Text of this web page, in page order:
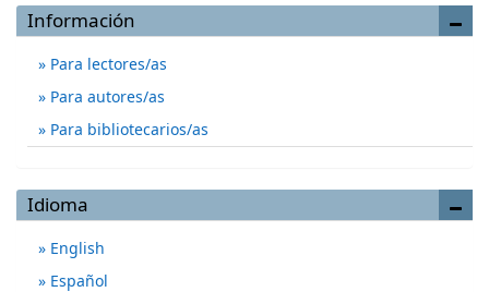
Información
Para lectores/as
Para autores/as
Para bibliotecarios/as
Idioma
English
Español